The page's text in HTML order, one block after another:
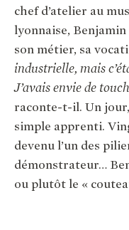
chef d’atelier au
lyonnaise,
son métier, sa
industrielle, mais
J’avais envie de
raconte-t-il. Un
simple apprenti.
devenu l’un des
démonstrateur…
ou plutôt le «